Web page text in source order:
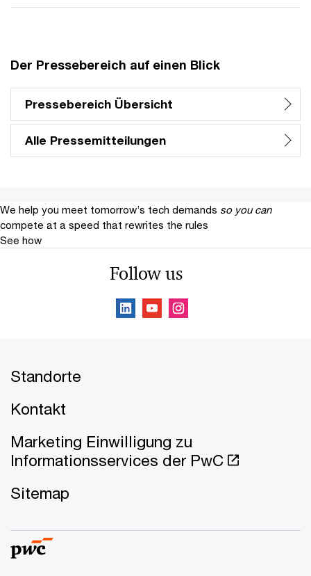
Der Pressebereich auf einen Blick
Pressebereich Übersicht
Alle Pressemitteilungen
We help you meet tomorrow’s tech demands so you can
compete at a speed that rewrites the rules
See how
Follow us
Standorte
Kontakt
Marketing Einwilligung zu
Informationsservices der PwC
Sitemap